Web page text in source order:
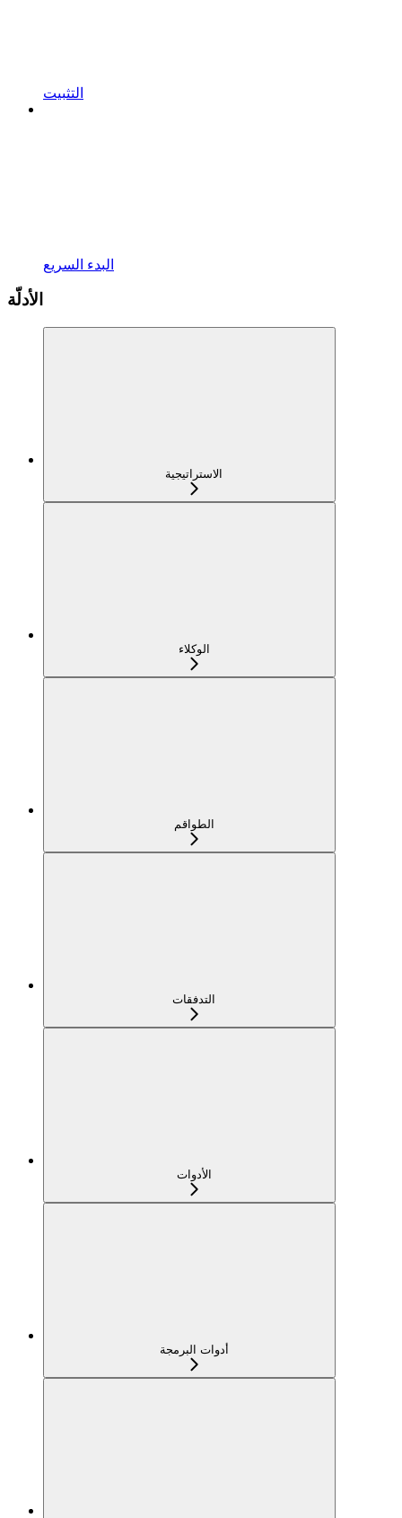
التثبيت
البدء السريع
الأدلّة
الاستراتيجية
الوكلاء
الطواقم
التدفقات
الأدوات
أدوات البرمجة